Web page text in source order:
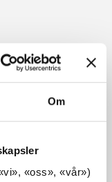
Om
«oss», «vår»)
i Patagonia,
spores direkte
måten vet vi